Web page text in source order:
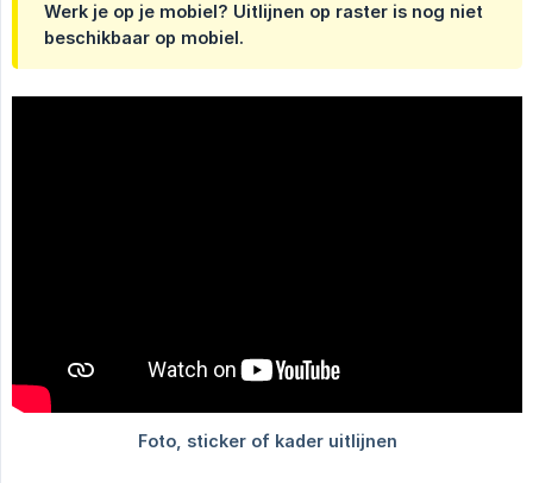
Werk je op je mobiel? Uitlijnen op raster is nog niet
beschikbaar op mobiel.